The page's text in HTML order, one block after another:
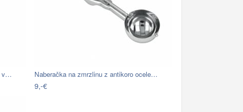
v… Naberačka na zmrzlinu z antikoro ocele…
9,-€